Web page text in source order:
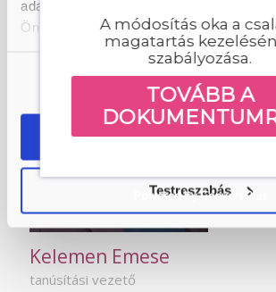
adatokkal, amelyeket Ön adott meg
Ön által használt más szolgáltatásokból
weboldalon való böngészés
OK
Testreszabás
Kelemen Emese
tanúsítási vezető
A módosítás oka a
magatartás
szabályozása.
TOVÁBB A
Powered by Convert Plus